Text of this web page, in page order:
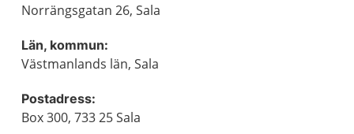
Norrängsgatan 26, Sala
Län, kommun:
Västmanlands län, Sala
Postadress:
Box 300, 733 25 Sala